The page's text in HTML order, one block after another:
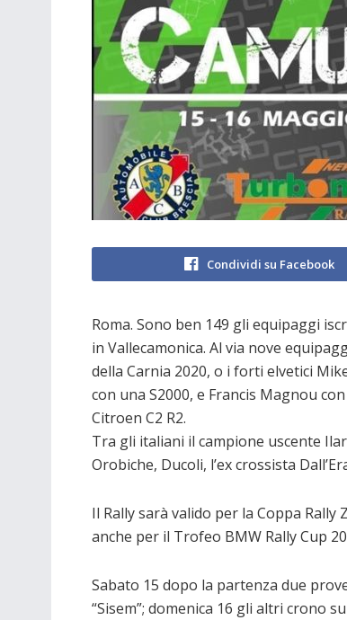
Condividi su Facebook
Roma. Sono ben 149 gli equipaggi
in Vallecamonica. Al via nove
della Carnia 2020, o i forti elvetici
con una S2000, e Francis Magnou
Citroen C2 R2.
Tra gli italiani il campione uscente
Orobiche, Ducoli, l’ex crossista
Il Rally sarà valido per la Coppa Rally
anche per il Trofeo BMW Rally Cup
Sabato 15 dopo la partenza due
“Sisem”; domenica 16 gli altri crono